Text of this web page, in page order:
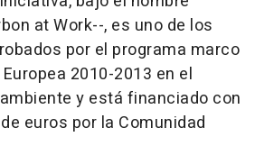
at Work--, es uno de los
por el programa marco
2010-2013 en el
y está financiado con
euros por la Comunidad